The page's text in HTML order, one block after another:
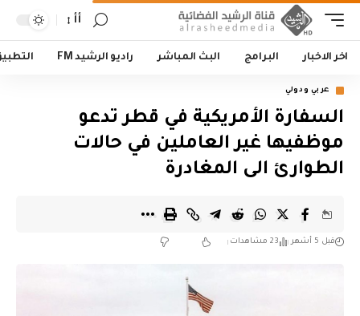
أأ
اخر الاخبار البرامج البث المباشر راديو الرشيد FM
عربي ودولي
السفارة الأمريكية في قطر تدعو
موظفيها غير العاملين في حالات
الطوارئ الى المغادرة
قبل 5 أشهر 23 مشاهدات